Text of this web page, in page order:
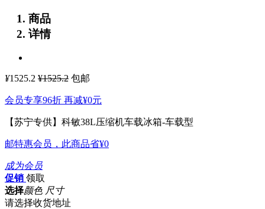
商品
详情
¥1525.2 ¥1525.2 包邮
会员专享96折 再减¥0元
【苏宁专供】科敏38L压缩机车载冰箱-车载型
邮特惠会员，此商品省¥0
成为会员
促销 领取
选择颜色 尺寸
请选择收货地址